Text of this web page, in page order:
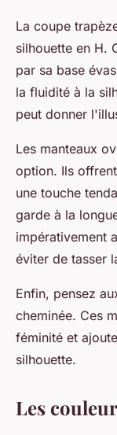
La coupe
silhouette en H.
par sa base
la fluidité à la
peut donner
Les manteaux
option. Ils
une touche
garde à la
impérativement
éviter de tasser
Enfin, pensez
cheminée. Ces
féminité et
silhouette.
Les